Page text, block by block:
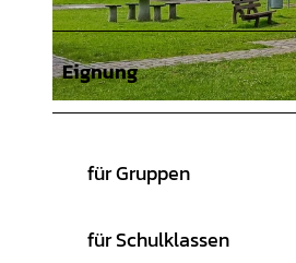
Eignung
für Gruppen
für Schulklassen